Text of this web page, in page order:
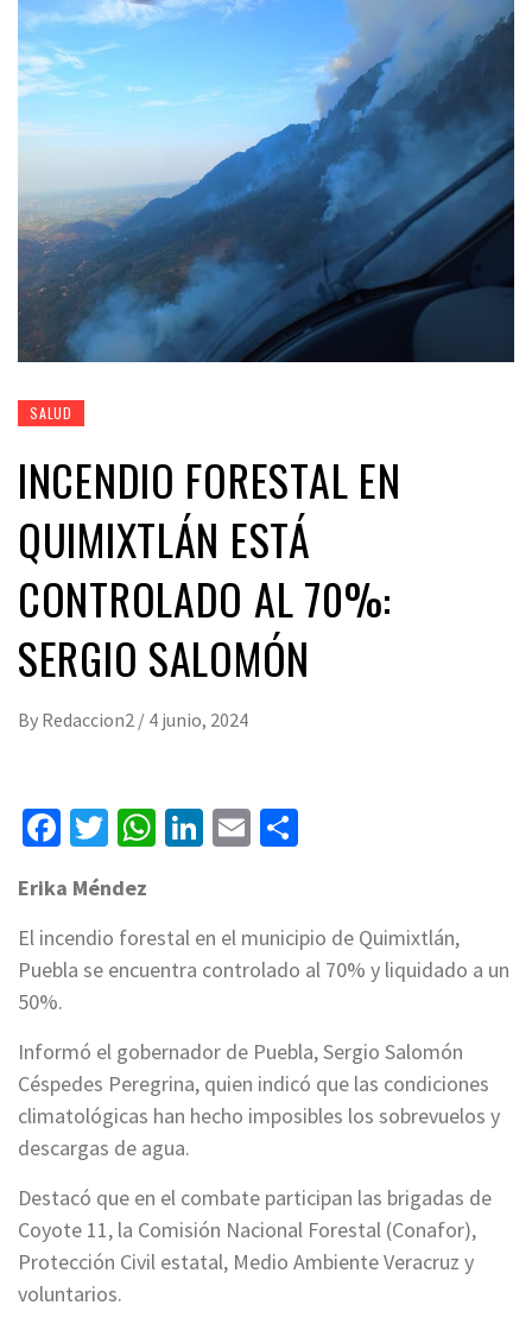
SALUD
INCENDIO FORESTAL EN
QUIMIXTLÁN ESTÁ
CONTROLADO AL 70%:
SERGIO SALOMÓN
By Redaccion2 / 4 junio, 2024
Facebook
Twitter
WhatsApp
LinkedIn
Email
Erika Méndez
El incendio forestal en el municipio de Quimixtlán,
Puebla se encuentra controlado al 70% y liquidado a un
50%.
Informó el gobernador de Puebla, Sergio Salomón
Céspedes Peregrina, quien indicó que las condiciones
climatológicas han hecho imposibles los sobrevuelos y
descargas de agua.
Destacó que en el combate participan las brigadas de
Coyote 11, la Comisión Nacional Forestal (Conafor),
Protección Civil estatal, Medio Ambiente Veracruz y
voluntarios.